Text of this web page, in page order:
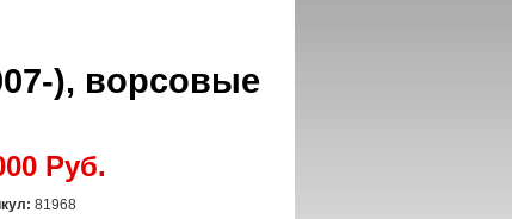
), ворсовые
Руб.
81968